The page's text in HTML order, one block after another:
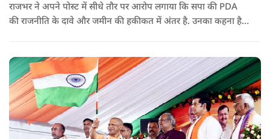
राजभर ने अपने पोस्ट में सीधे तौर पर आरोप लगाया कि सपा की PDA
की राजनीति के दावे और जमीन की हकीकत में अंतर है. उनका कहना है
चाहिए.